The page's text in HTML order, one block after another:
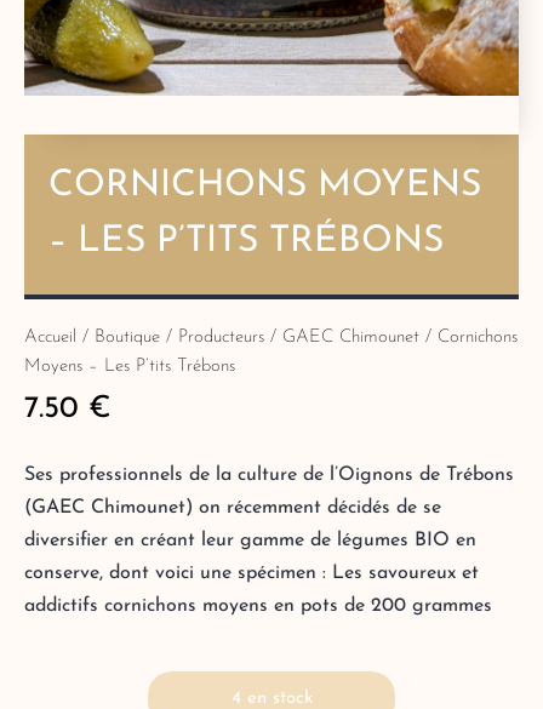
CORNICHONS MOYENS
– LES P’TITS TRÉBONS
Accueil / Boutique / Producteurs / GAEC Chimounet / Cornichons
Moyens – Les P’tits Trébons
7.50 €
Ses professionnels de la culture de l’Oignons de Trébons
(GAEC Chimounet) on récemment décidés de se
diversifier en créant leur gamme de légumes BIO en
conserve, dont voici une spécimen : Les savoureux et
addictifs cornichons moyens en pots de 200 grammes
4 en stock